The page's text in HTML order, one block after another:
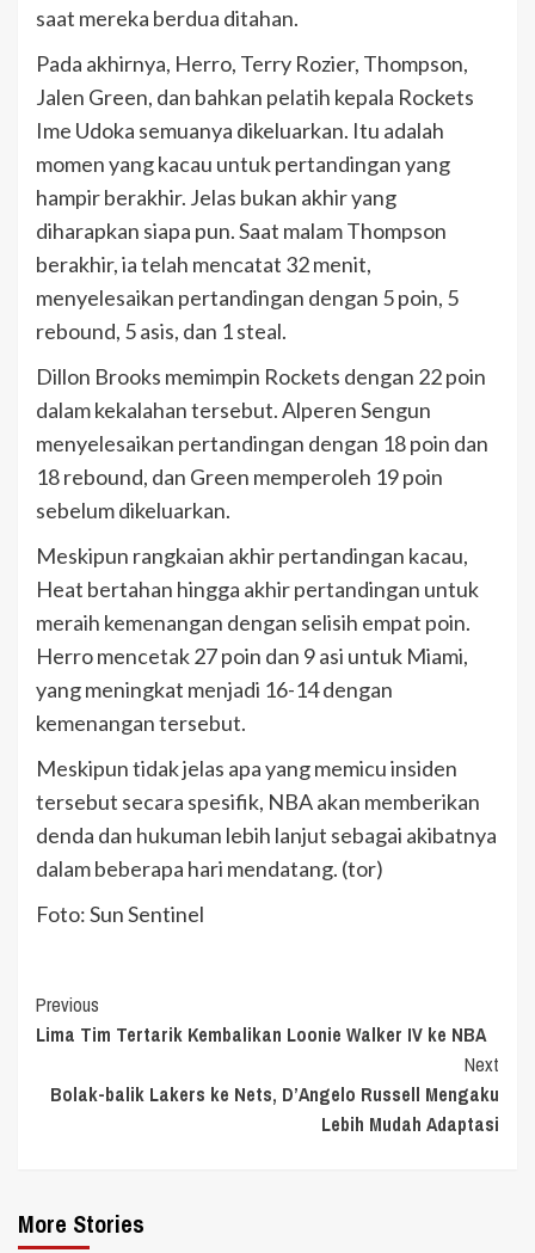
saat mereka berdua ditahan.
Pada akhirnya, Herro, Terry Rozier, Thompson,
Jalen Green, dan bahkan pelatih kepala Rockets
Ime Udoka semuanya dikeluarkan. Itu adalah
momen yang kacau untuk pertandingan yang
hampir berakhir. Jelas bukan akhir yang
diharapkan siapa pun. Saat malam Thompson
berakhir, ia telah mencatat 32 menit,
menyelesaikan pertandingan dengan 5 poin, 5
rebound, 5 asis, dan 1 steal.
Dillon Brooks memimpin Rockets dengan 22 poin
dalam kekalahan tersebut. Alperen Sengun
menyelesaikan pertandingan dengan 18 poin dan
18 rebound, dan Green memperoleh 19 poin
sebelum dikeluarkan.
Meskipun rangkaian akhir pertandingan kacau,
Heat bertahan hingga akhir pertandingan untuk
meraih kemenangan dengan selisih empat poin.
Herro mencetak 27 poin dan 9 asi untuk Miami,
yang meningkat menjadi 16-14 dengan
kemenangan tersebut.
Meskipun tidak jelas apa yang memicu insiden
tersebut secara spesifik, NBA akan memberikan
denda dan hukuman lebih lanjut sebagai akibatnya
dalam beberapa hari mendatang. (tor)
Foto: Sun Sentinel
Continue
Reading
Previous
Lima Tim Tertarik Kembalikan Loonie Walker IV ke NBA
Next
Bolak-balik Lakers ke Nets, D’Angelo Russell Mengaku
Lebih Mudah Adaptasi
More Stories